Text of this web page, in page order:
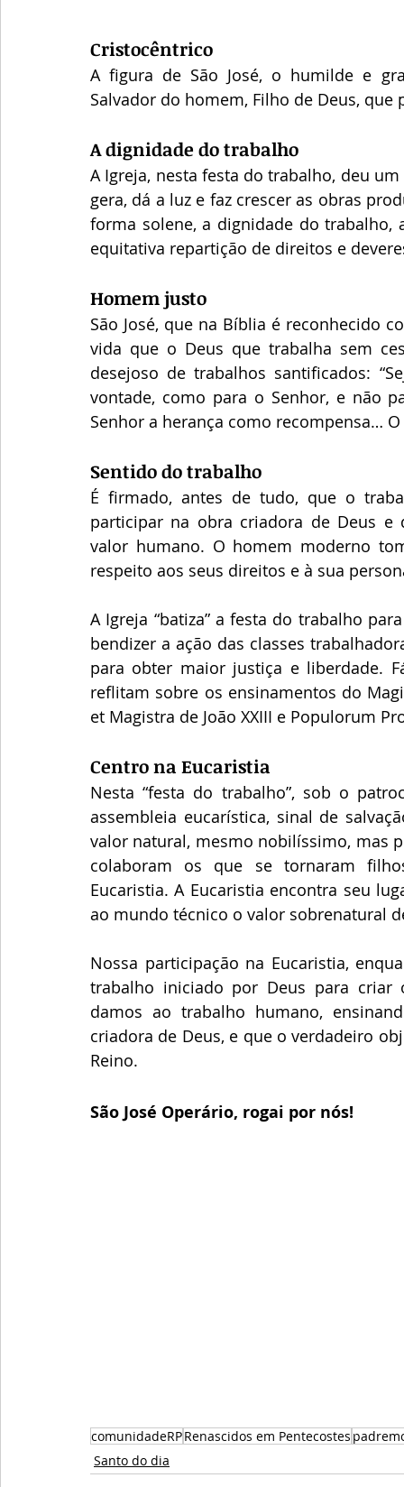
Cristocêntrico
A figura de São José, o humilde e
Salvador do homem, Filho de Deus,
A dignidade do trabalho
A Igreja, nesta festa do trabalho, deu
gera, dá a luz e faz crescer as obras
forma solene, a dignidade do
equitativa repartição de direitos e
Homem justo
São José, que na Bíblia é reconhecido
vida que o Deus que trabalha sem
desejoso de trabalhos santificados:
vontade, como para o Senhor, e não
Senhor a herança como recompensa… O
Sentido do trabalho
É firmado, antes de tudo, que o
participar na obra criadora de Deus
valor humano. O homem moderno
respeito aos seus direitos e à sua
A Igreja “batiza” a festa do trabalho
bendizer a ação das classes
para obter maior justiça e liberdade.
reflitam sobre os ensinamentos do
et Magistra de João XXIII e Populorum
Centro na Eucaristia
Nesta “festa do trabalho”, sob o
assembleia eucarística, sinal de
valor natural, mesmo nobilíssimo, mas
colaboram os que se tornaram
Eucaristia. A Eucaristia encontra seu
ao mundo técnico o valor sobrenatural
Nossa participação na Eucaristia,
trabalho iniciado por Deus para
damos ao trabalho humano,
criadora de Deus, e que o verdadeiro
Reino.
São José Operário, rogai por nós!
comunidadeRPRenascidos em Pentecostes
Santo do dia